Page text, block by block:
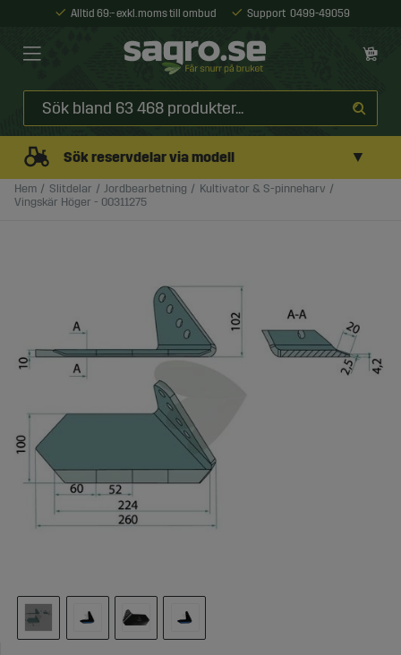
Alltid 69:- exkl. moms till ombud Support 0499-49059
Sök reservdelar via modell ▼
Hem Slitdelar Jordbearbetning
Kultivator & S-pinneharv
Vingskär Höger - 00311275